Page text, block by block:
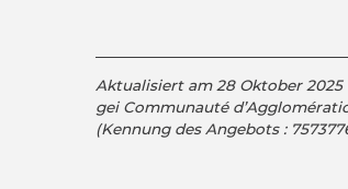
Aktualisiert am 28 Oktober 2025
gei Communauté
(Kennung des Angebots :